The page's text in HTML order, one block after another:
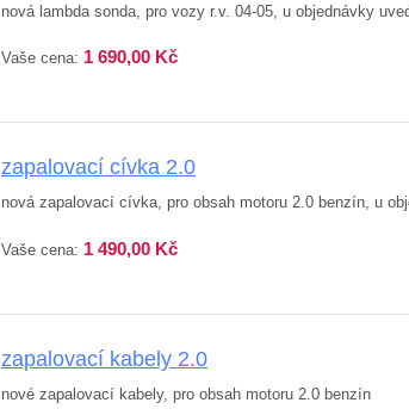
nová lambda sonda, pro vozy r.v. 04-05, u objednávky
Vaše cena: 1 690,00 Kč
zapalovací cívka 2.0
nová zapalovací cívka, pro obsah motoru 2.0 benzín, u
Vaše cena: 1 490,00 Kč
zapalovací kabely 2.0
nové zapalovací kabely, pro obsah motoru 2.0 benzín